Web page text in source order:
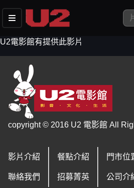
U2電影館有提供此影片
copyright © 2016 U2 電影館 All
影片介紹 餐點介紹 門市位
聯絡我們 招募菁英 公司介